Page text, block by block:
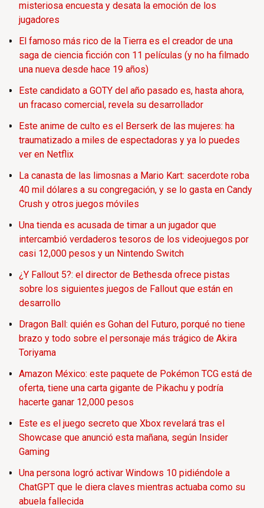
misteriosa encuesta y desata la emoción de los
jugadores
El famoso más rico de la Tierra es el creador de una
saga de ciencia ficción con 11 películas (y no ha filmado
una nueva desde hace 19 años)
Este candidato a GOTY del año pasado es, hasta ahora,
un fracaso comercial, revela su desarrollador
Este anime de culto es el Berserk de las mujeres: ha
traumatizado a miles de espectadoras y ya lo puedes
ver en Netflix
La canasta de las limosnas a Mario Kart: sacerdote roba
40 mil dólares a su congregación, y se lo gasta en Candy
Crush y otros juegos móviles
Una tienda es acusada de timar a un jugador que
intercambió verdaderos tesoros de los videojuegos por
casi 12,000 pesos y un Nintendo Switch
¿Y Fallout 5?: el director de Bethesda ofrece pistas
sobre los siguientes juegos de Fallout que están en
desarrollo
Dragon Ball: quién es Gohan del Futuro, porqué no tiene
brazo y todo sobre el personaje más trágico de Akira
Toriyama
Amazon México: este paquete de Pokémon TCG está de
oferta, tiene una carta gigante de Pikachu y podría
hacerte ganar 12,000 pesos
Este es el juego secreto que Xbox revelará tras el
Showcase que anunció esta mañana, según Insider
Gaming
Una persona logró activar Windows 10 pidiéndole a
ChatGPT que le diera claves mientras actuaba como su
abuela fallecida